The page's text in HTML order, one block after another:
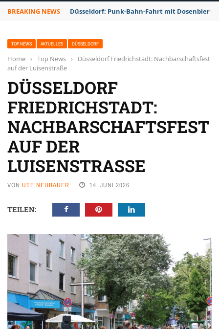
BREAKING NEWS Düsseldorf: Rheinbahn testet Technik zur
TOP NEWS AKTUELLES DÜSSELDORF
Home › Top News ›
Düsseldorf Friedrichstadt: Nachbarschaftsfest
auf der Luisenstraße
DÜSSELDORF
FRIEDRICHSTADT:
NACHBARSCHAFTSFEST
AUF DER
LUISENSTRASSE
VON UTE NEUBAUER 14. JUNI 2026
TEILEN: